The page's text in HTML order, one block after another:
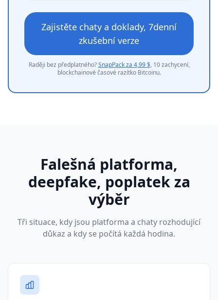
Zajistěte chaty a doklady, 7denní
zkušební verze
Raději bez předplatného?SnapPack za 4,99 $, 10 zachycení,
blockchainové časové razítko Bitcoinu.
Falešná platforma,
deepfake, poplatek za
výběr
Tři situace, kdy jsou platforma a chaty rozhodující
důkaz a kdy se počítá každá hodina.